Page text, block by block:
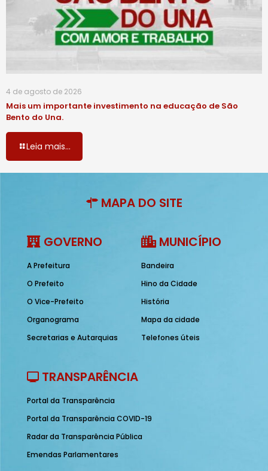
4 de agosto de 2026
Mais um importante investimento na educação de São
Bento do Una.
Leia mais...
MAPA DO SITE
GOVERNO
A Prefeitura
O Prefeito
O Vice-Prefeito
Organograma
Secretarias e Autarquias
MUNICÍPIO
Bandeira
Hino da Cidade
História
Mapa da cidade
Telefones úteis
TRANSPARÊNCIA
Portal da Transparência
Portal da Transparência COVID-19
Radar da Transparência Pública
Emendas Parlamentares